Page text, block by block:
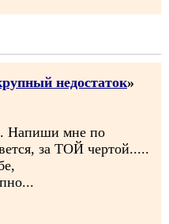
недостаток»
Напиши мне по
за ТОЙ чертой.....